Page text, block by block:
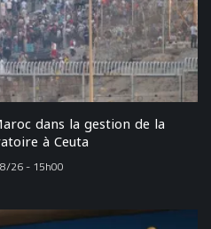
dans la gestion de la
à Ceuta
26 - 15h00